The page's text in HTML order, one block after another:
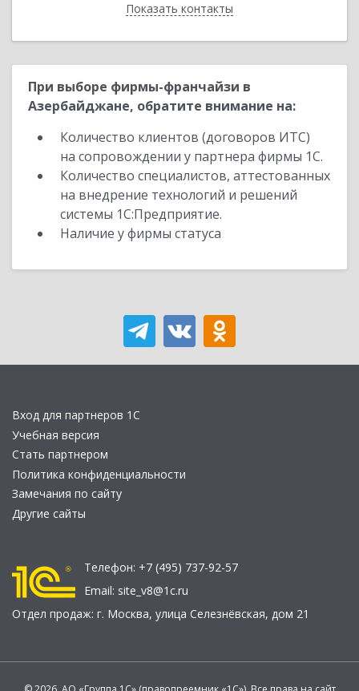
Показать контакты
Назад
При выборе фирмы-франчайзи в
Азербайджане, обратите внимание на:
Количество клиентов (договоров ИТС)
на сопровождении у партнера фирмы 1С.
Количество специалистов, аттестованных
на внедрение технологий и решений
системы 1С:Предприятие.
Наличие у фирмы статуса
Вход для партнеров 1С
Учебная версия
Стать партнером
Политика конфиденциальности
Замечания по сайту
Другие сайты
Телефон: +7 (495) 737-92-57
Email: site_v8@1c.ru
Отдел продаж: г. Москва, улица Селезнёвская, дом 21